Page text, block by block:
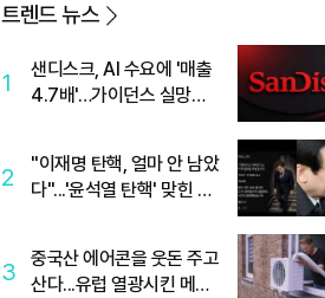
트렌드 뉴스
1
샌디스크, AI 수요에 '매출
4.7배'…가이던스 실망에
2
"이재명 탄핵, 얼마 안 남았
다"...'윤석열 탄핵' 맞힌 무
3
중국산 에어콘을 웃돈 주고
산다...유럽 열광시킨 메이